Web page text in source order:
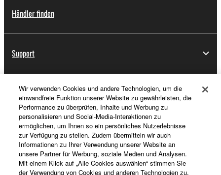
Händler finden
Support
Registrierung von „Yamaha Music ID“
Über Yamaha
Deutschland - German
Wir verwenden Cookies und andere Technologien, um die
einwandfreie Funktion unserer Website zu gewährleisten, die
Performance zu überprüfen, Inhalte und Werbung zu
personalisieren und Social-Media-Interaktionen zu
ermöglichen, um Ihnen so ein persönliches Nutzerlebnisse
zur Verfügung zu stellen. Zudem übermitteln wir auch
Informationen zu Ihrer Verwendung unserer Website an
unsere Partner für Werbung, soziale Medien und Analysen.
Mit einem Klick auf „Alle Cookies auswählen“ stimmen Sie
der Verwendung von Cookies und anderen Technologien zu.